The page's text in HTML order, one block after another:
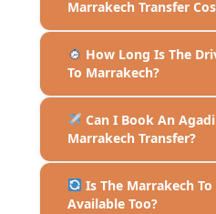
Marrakech Transfer
How Long Is The
To Marrakech?
Can I Book An
Marrakech Transfer?
Is The Marrakech
Available Too?